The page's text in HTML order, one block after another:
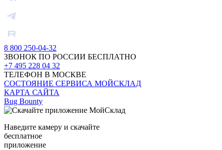
8 800 250-04-32
ЗВОНОК ПО РОССИИ БЕСПЛАТНО
+7 495 228 04 32
ТЕЛЕФОН В МОСКВЕ
СОСТОЯНИЕ СЕРВИСА МОЙСКЛАД
КАРТА САЙТА
Bug Bounty
Наведите камеру и скачайте
бесплатное
приложение